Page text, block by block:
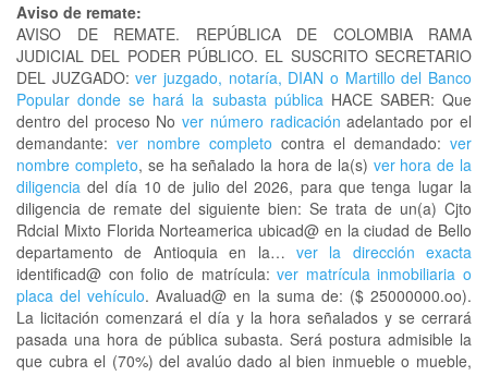
Aviso de remate:
AVISO DE REMATE. REPÚBLICA DE COLOMBIA RAMA
JUDICIAL DEL PODER PÚBLICO. EL SUSCRITO SECRETARIO
DEL JUZGADO: ver juzgado, notaría, DIAN o Martillo del Banco
Popular donde se hará la subasta públicaHACE SABER: Que
dentro del proceso Nover número radicación adelantado por el
demandante: ver nombre completo contra el demandado: ver
nombre completo, se ha señalado la hora de la(s) ver hora de la
diligencia del día 10 de julio del 2026, para que tenga lugar la
diligencia de remate del siguiente bien: Se trata de un(a) Cjto
Rdcial Mixto Florida Norteamerica ubicad@ en la ciudad de Bello
departamento de Antioquia en la… ver la dirección exacta
identificad@ con folio de matrícula:ver matrícula inmobiliaria o
placa del vehículo. Avaluad@ en la suma de: ($ 25000000.oo).
La licitación comenzará el día y la hora señalados y se cerrará
pasada una hora de pública subasta. Será postura admisible la
que cubra el (70%) del avalúo dado al bien inmueble o mueble,